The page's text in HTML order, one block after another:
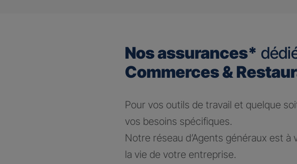
Nos assurances*
Commerces &
Pour vos outils de travail et quelque
vos besoins spécifiques.
Notre réseau d’Agents généraux est
la vie de votre entreprise.